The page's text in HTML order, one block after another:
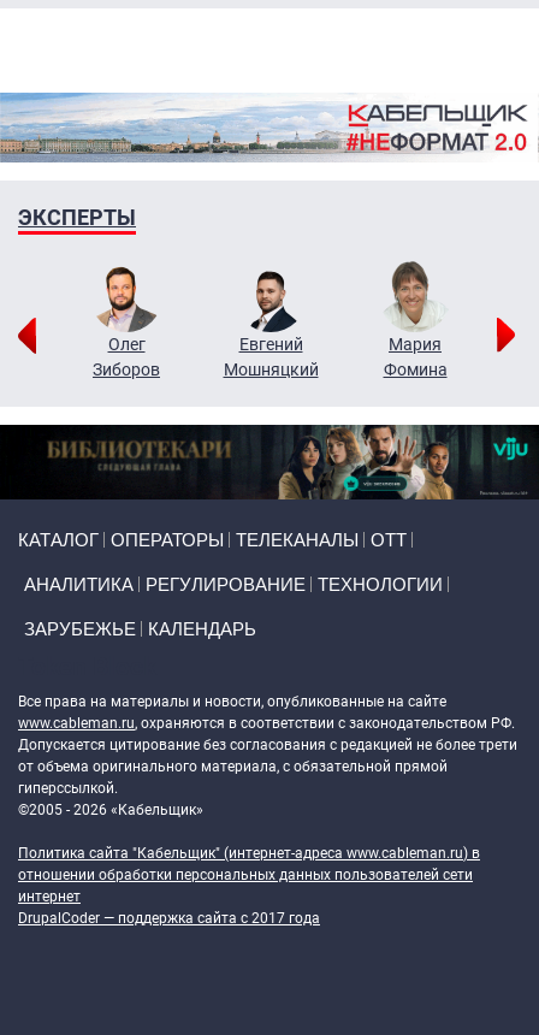
ЭКСПЕРТЫ
Олег
Зиборов
Евгений
Мошняцкий
Мария
Фомина
КАТАЛОГ ОПЕРАТОРЫ ТЕЛЕКАНАЛЫ ОТТ
АНАЛИТИКА РЕГУЛИРОВАНИЕ ТЕХНОЛОГИИ
ЗАРУБЕЖЬЕ КАЛЕНДАРЬ
Все права на материалы и новости, опубликованные на сайте
www.cableman.ru, охраняются в соответствии с законодательством РФ.
Допускается цитирование без согласования с редакцией не более трети
от объема оригинального материала, с обязательной прямой
гиперссылкой.
©2005 - 2026 «Кабельщик»
Политика сайта "Кабельщик" (интернет-адреса www.cableman.ru) в
отношении обработки персональных данных пользователей сети
интернет
DrupalCoder — поддержка сайта c 2017 года